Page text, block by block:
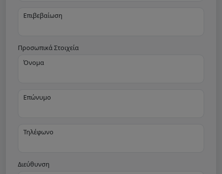
Επιβεβαίωση
Προσωπικά Στοιχεία
Όνομα
Επώνυμο
Τηλέφωνο
Διεύθυνση